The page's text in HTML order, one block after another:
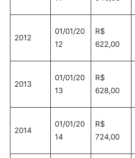
2012
01/01/20
12
R$
622,00
2013
01/01/20
13
R$
628,00
2014
01/01/20
14
R$
724,00